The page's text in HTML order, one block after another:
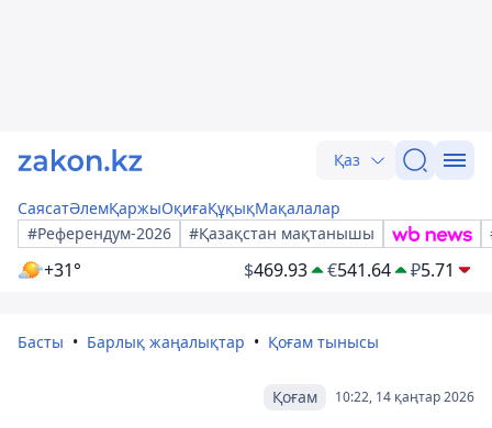
Қаз
СаясатӘлемҚаржыОқиғаҚұқықМақалалар
#Референдум-2026
#Қазақстан мақтанышы
+31° $469.93 €541.64 ₽5.71
Басты Барлық жаңалықтар Қоғам тынысы
10:22, 14 қаңтар 2026
Қоғам